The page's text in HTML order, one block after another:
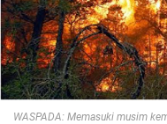
WASPADA: Memasuki musim